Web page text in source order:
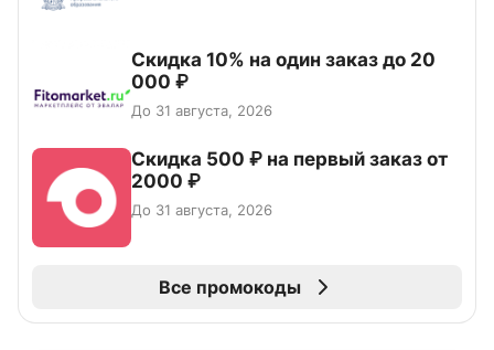
Скидка 10% на один заказ до 20
000 ₽
До 31 августа, 2026
Скидка 500 ₽ на первый заказ от
2000 ₽
До 31 августа, 2026
Все промокоды